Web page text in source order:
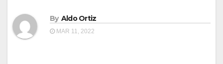
By Aldo Ortiz
MAR 11, 2022